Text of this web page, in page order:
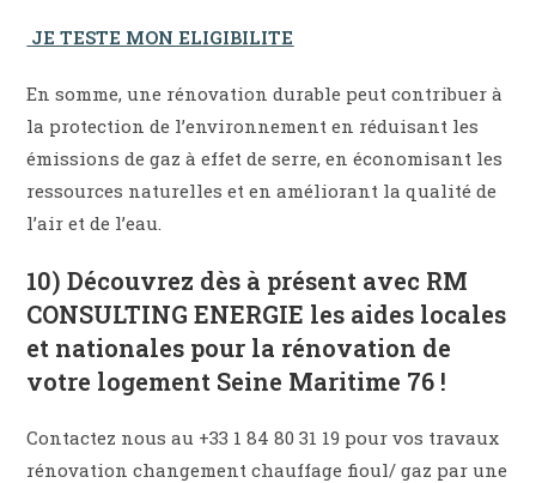
JE TESTE MON ELIGIBILITE
En somme, une rénovation durable peut contribuer à
la protection de l’environnement en réduisant les
émissions de gaz à effet de serre, en économisant les
ressources naturelles et en améliorant la qualité de
l’air et de l’eau.
10) Découvrez dès à présent avec RM
CONSULTING ENERGIE les aides locales
et nationales pour la rénovation de
votre logement Seine Maritime 76 !
Contactez nous au +33 1 84 80 31 19 pour vos travaux
rénovation changement chauffage fioul/ gaz par une